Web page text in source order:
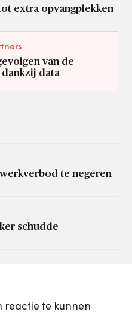
extra opvangplekken
van de
data
te negeren
schudde
reactie te kunnen